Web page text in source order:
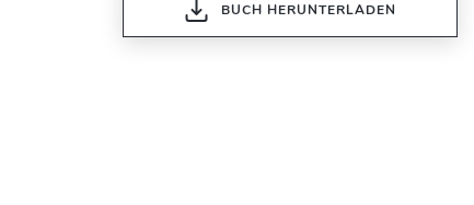
BUCH HERUNTERLADEN